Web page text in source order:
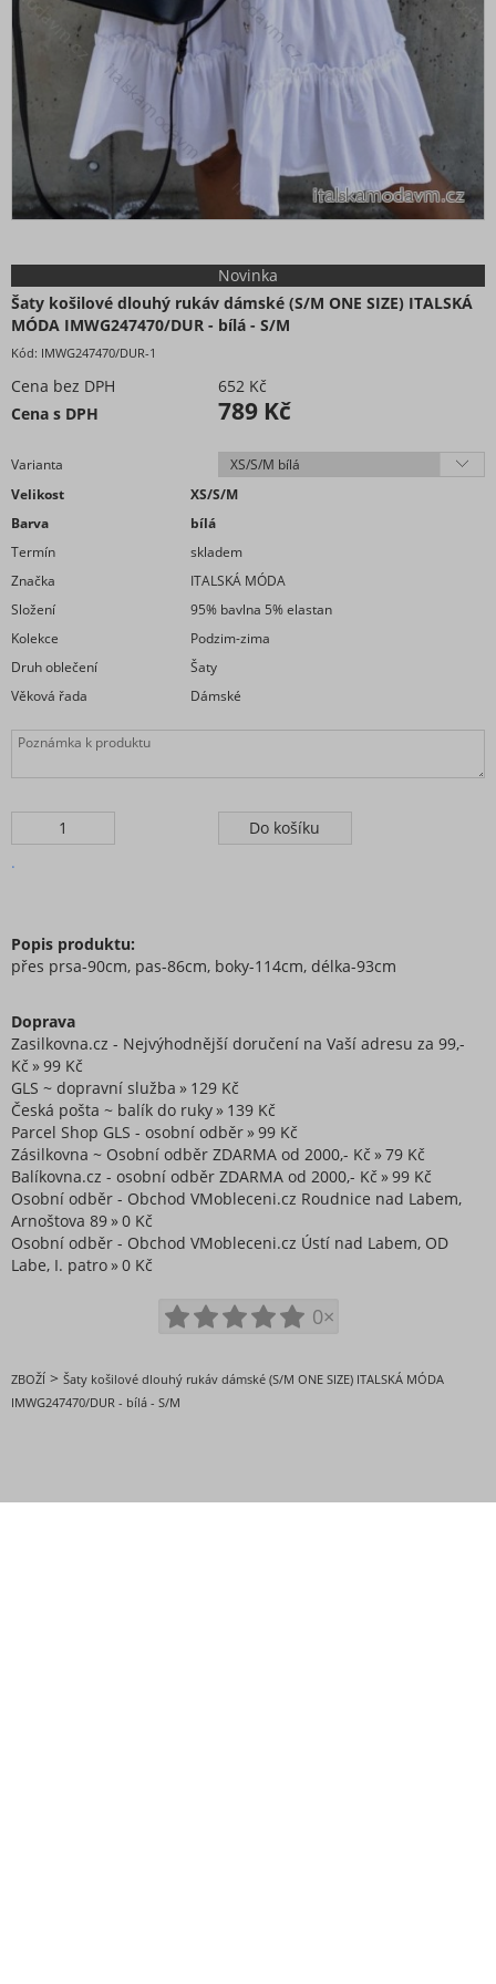
Novinka
Šaty košilové dlouhý rukáv dámské (S/M ONE SIZE) ITALSKÁ
MÓDA IMWG247470/DUR - bílá - S/M
Kód: IMWG247470/DUR-1
Cena bez DPH
652 Kč
Cena s DPH
789 Kč
Varianta
Velikost
XS/S/M
Barva
bílá
Termín
skladem
Značka
ITALSKÁ MÓDA
Složení
95% bavlna 5% elastan
Kolekce
Podzim-zima
Druh oblečení
Šaty
Věková řada
Dámské
.
Popis produktu:
přes prsa-90cm, pas-86cm, boky-114cm, délka-93cm
Doprava
Zasilkovna.cz - Nejvýhodnější doručení na Vaší adresu za 99,-
Kč
99 Kč
GLS ~ dopravní služba
129 Kč
Česká pošta ~ balík do ruky
139 Kč
Parcel Shop GLS - osobní odběr
99 Kč
Zásilkovna ~ Osobní odběr ZDARMA od 2000,- Kč
79 Kč
Balíkovna.cz - osobní odběr ZDARMA od 2000,- Kč
99 Kč
Osobní odběr - Obchod VMobleceni.cz Roudnice nad Labem,
Arnoštova 89
0 Kč
Osobní odběr - Obchod VMobleceni.cz Ústí nad Labem, OD
Labe, I. patro
0 Kč
0×
ZBOŽÍ > Šaty košilové dlouhý rukáv dámské (S/M ONE SIZE) ITALSKÁ MÓDA
IMWG247470/DUR - bílá - S/M